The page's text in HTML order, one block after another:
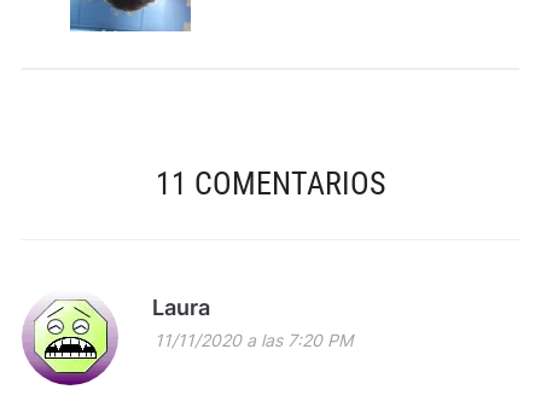
11 COMENTARIOS
Laura
11/11/2020 a las 7:20 PM